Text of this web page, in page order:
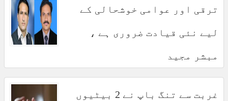
ترقی اور عوامی خوشحالی کے
لیے نئی قیادت ضروری ہے ،
مبشر مجید
غربت سے تنگ باپ نے 2 بیٹیوں